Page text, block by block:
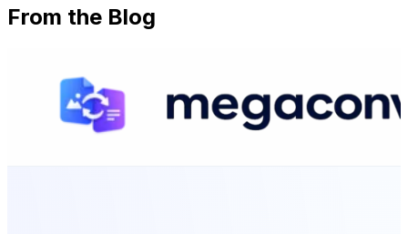
From the Blog